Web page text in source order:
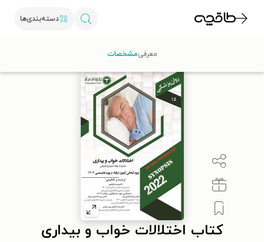
دسته‌بندی‌ها
کتاب اختلالات خواب و بیداری
معرفیمشخصات